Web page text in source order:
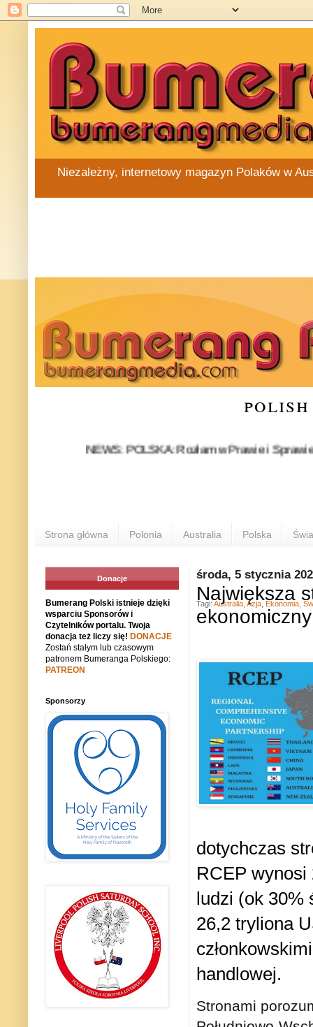
Niezależny, internetowy magazyn Polaków w
NEWS: POLSKA: Rozłam w Prawie i
Strona główna Polonia Australia Polska
środa, 5 stycznia
Największa
dotychczas
RCEP wynosi
ludzi (ok 30%
26,2 tryliona
handlowej.
Stronami
Tagi: Australia Azja Ekonomia
Donacje
Bumerang Polski istnieje dzięki
wsparciu Sponsorów i
Czytelników portalu. Twoja
donacja też liczy się! DONACJE
Zostań stałym lub czasowym
patronem Bumeranga Polskiego:
PATREON
Sponsorzy